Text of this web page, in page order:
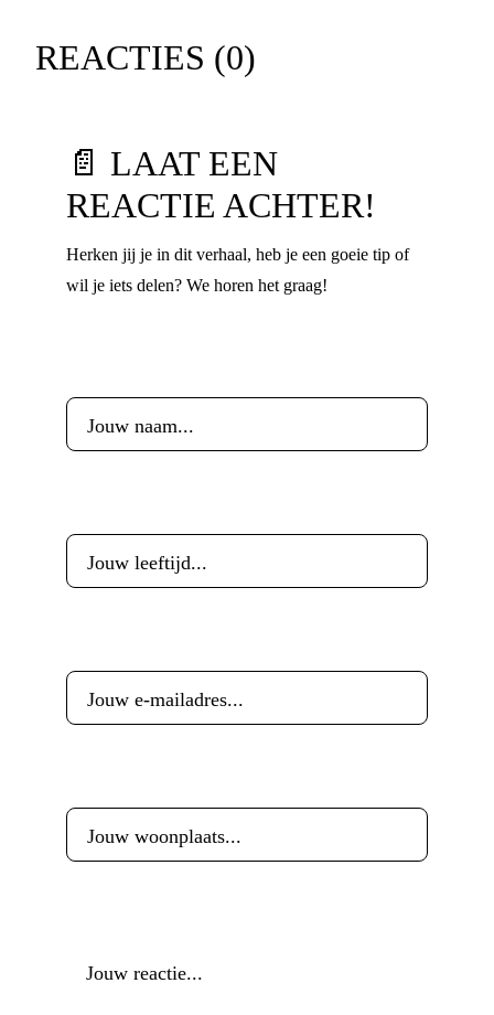
REACTIES (0)
📄 LAAT EEN
REACTIE ACHTER!
Herken jij je in dit verhaal, heb je een goeie tip of
wil je iets delen? We horen het graag!